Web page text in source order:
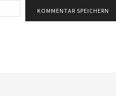
Mail:*